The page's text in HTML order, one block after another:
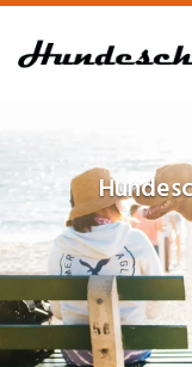
to